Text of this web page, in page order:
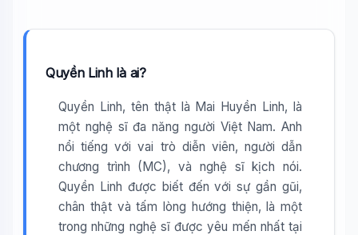
Quyền Linh là ai?
Quyền Linh, tên thật là Mai Huyền Linh, là
một nghệ sĩ đa năng người Việt Nam. Anh
nổi tiếng với vai trò diễn viên, người dẫn
chương trình (MC), và nghệ sĩ kịch nói.
Quyền Linh được biết đến với sự gần gũi,
chân thật và tấm lòng hướng thiện, là một
trong những nghệ sĩ được yêu mến nhất tại